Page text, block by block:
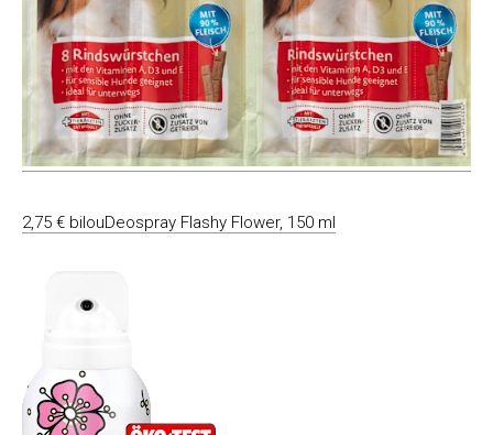
2,75 € bilouDeospray Flashy Flower, 150 ml